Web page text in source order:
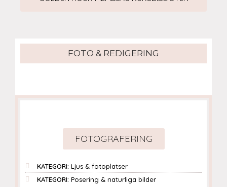
FOTO & REDIGERING
FOTOGRAFERING
KATEGORI: Ljus & fotoplatser
KATEGORI: Posering & naturliga bilder